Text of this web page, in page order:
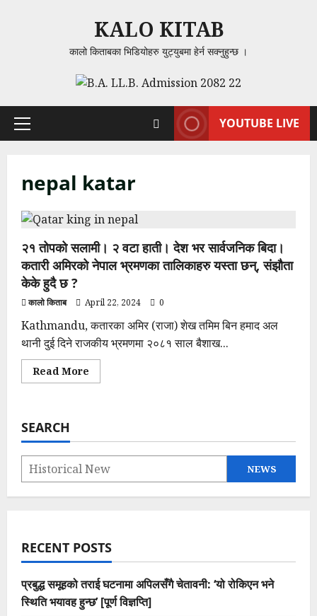
KALO KITAB
कालो किताबका भिडियोहरु युट्युबमा हेर्न सक्नुहुन्छ ।
Primary
YOUTUBE LIVE
nepal katar
२१ तोपको सलामी। २ वटा हाती। देश भर सार्वजनिक बिदा।
कतारी अमिरको नेपाल भ्रमणका तालिकाहरु यस्ता छन्, संझौता
केके हुदै छ ?
कालो किताब April 22, 2024 0
Kathmandu, कतारका अमिर (राजा) शेख तमिम बिन हमाद अल
थानी दुई दिने राजकीय भ्रमणमा २०८१ साल बैशाख...
Read More
more
वटा
देश
भर
सार्वजनिक
कतारी
यस्ता
छन्,
केके
हुदै
छ
?
SEARCH
NEWS
RECENT POSTS
प्रबुद्ध समूहको तराई घटनामा अपिलसँगै चेतावनी: ‘यो रोकिएन भने
स्थिति भयावह हुन्छ’ [पूर्ण विज्ञप्ति]